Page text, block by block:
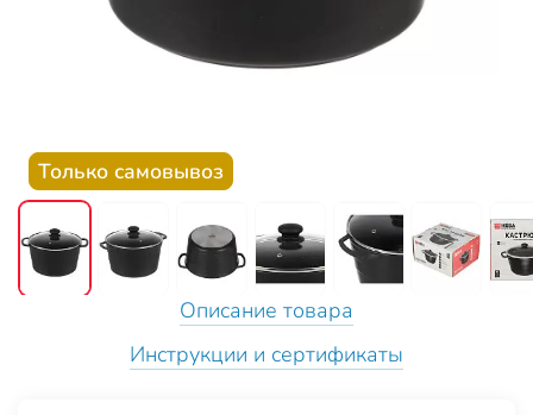
Только самовывоз
Описание товара
Инструкции и сертификаты